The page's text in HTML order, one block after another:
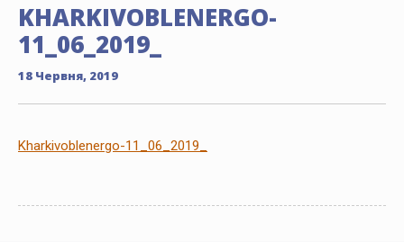
KHARKIVOBLENERGO-
11_06_2019_
18 Червня, 2019
Kharkivoblenergo-11_06_2019_